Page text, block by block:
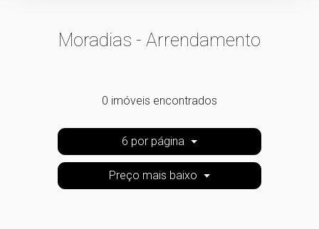
Moradias - Arrendamento
0 imóveis encontrados
6 por página
Preço mais baixo